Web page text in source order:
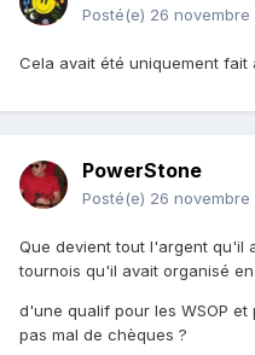
Posté(e) 26 novembre
Cela avait été uniquement fait
PowerStone
Posté(e) 26 novembre
Que devient tout l'argent qu'il
tournois qu'il avait organisé
d'une qualif pour les WSOP
pas mal de chèques ?